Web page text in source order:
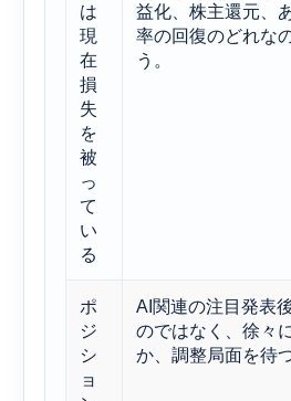
は
現
在
損
失
を
被
っ
て
い
る
益化、株主還元、
率の回復のどれな
う。
ポ
ジ
シ
ョ
AI関連の注目発表
のではなく、徐々
か、調整局面を待